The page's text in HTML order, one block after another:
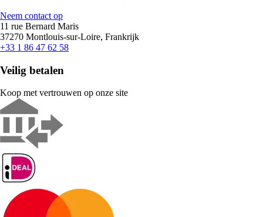
Neem contact op
11 rue Bernard Maris
37270 Montlouis-sur-Loire, Frankrijk
+33 1 86 47 62 58
Veilig betalen
Koop met vertrouwen op onze site